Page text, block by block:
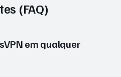
(FAQ)
em qualquer